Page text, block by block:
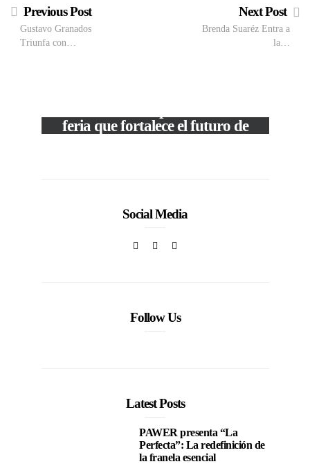
Previous Post
Gustavo Granados
Triunfa con…
Next Post
Brenda Suaréz Entra a
la…
feria que fortalece el futuro de
Social Media
Follow Us
Latest Posts
PAWER presenta “La
Perfecta”: La redefinición de
la franela esencial